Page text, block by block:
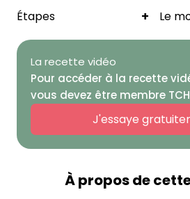
Étapes + Le
La recette vidéo
Pour accéder à la recette
vous devez être membre
J'essaye
À propos de